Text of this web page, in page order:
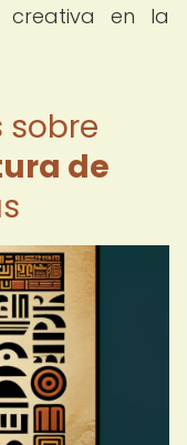
creativa en la
sobre
de